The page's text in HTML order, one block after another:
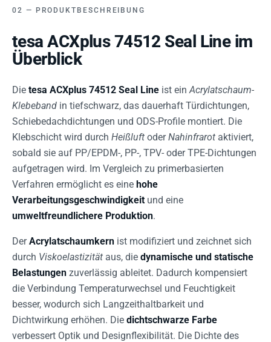
PRODUKTBESCHREIBUNG
tesa ACXplus 74512 Seal Line im
Überblick
Die tesa ACXplus 74512 Seal Line ist ein Acrylatschaum-
Klebeband in tiefschwarz, das dauerhaft Türdichtungen,
Schiebedachdichtungen und ODS-Profile montiert. Die
Klebschicht wird durch Heißluft oderNahinfrarot aktiviert,
sobald sie auf PP/EPDM-, PP-, TPV- oder TPE-Dichtungen
aufgetragen wird. Im Vergleich zu primerbasierten
Verfahren ermöglicht es eine hohe
Verarbeitungsgeschwindigkeit und eine
umweltfreundlichere Produktion.
DerAcrylatschaumkern ist modifiziert und zeichnet sich
durch Viskoelastizität aus, die dynamische und statische
Belastungen zuverlässig ableitet. Dadurch kompensiert
die Verbindung Temperaturwechsel und Feuchtigkeit
besser, wodurch sich Langzeithaltbarkeit und
Dichtwirkung erhöhen. Die dichtschwarze Farbe
verbessert Optik und Designflexibilität. Die Dichte des